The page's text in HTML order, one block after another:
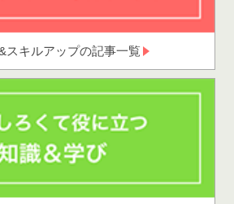
スキルアップの記事一覧